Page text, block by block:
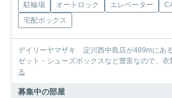
駐輪場 オートロック エレベーター
宅配ボックス
デイリーヤマザキ 淀川西中島店が489mにあ
ゼット・シューズボックスなど豊富なので、衣
る
募集中の部屋